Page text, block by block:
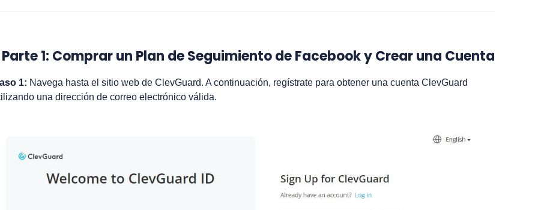
Parte 1: Comprar un Plan de Seguimiento de Facebook y Crear una Cuenta
1: Navega hasta el sitio web de ClevGuard. A continuación, regístrate para obtener una cuenta ClevGuard
una dirección de correo electrónico válida.